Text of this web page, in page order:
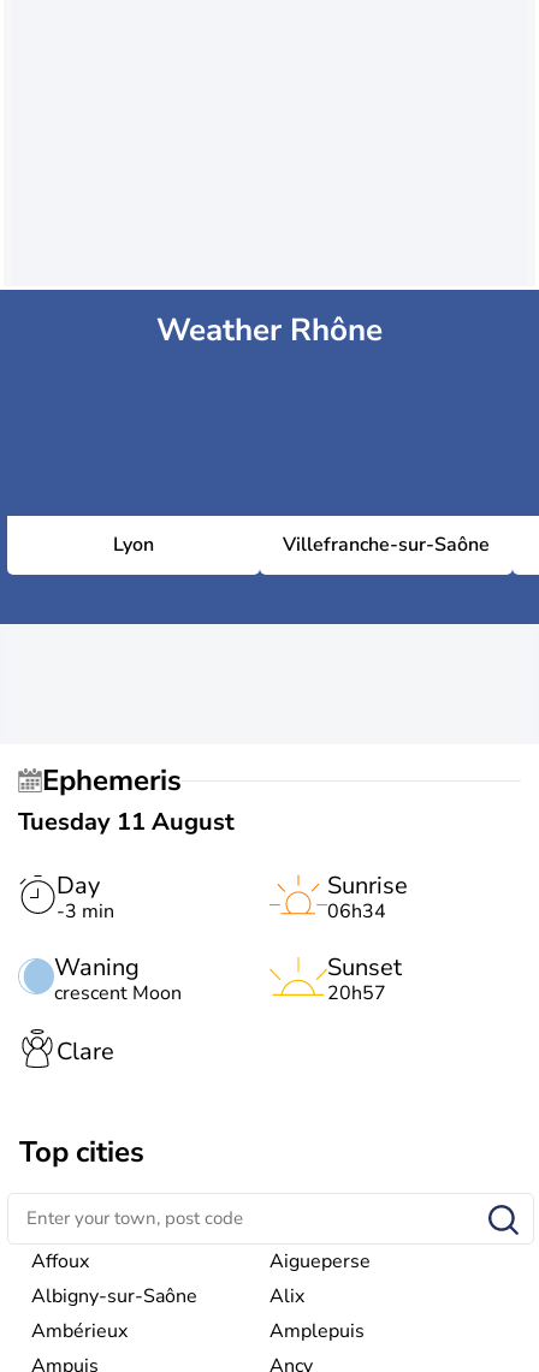
Weather Rhône
Lyon Villefranche-sur-Saône
Ephemeris
Tuesday 11 August
Day
-3 min
Waning
crescent Moon
Sunrise
06h34
Sunset
20h57
Clare
Top cities
Affoux
Aigueperse
Albigny-sur-Saône
Alix
Ambérieux
Amplepuis
Ampuis
Ancy